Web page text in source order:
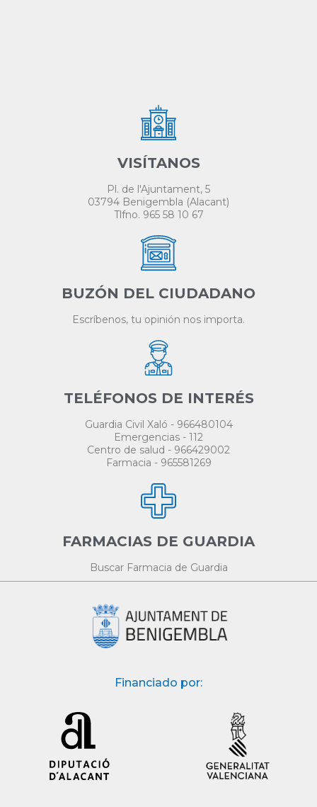
VISÍTANOS
Pl. de l'Ajuntament, 5
03794 Benigembla (Alacant)
Tlfno. 965 58 10 67
BUZÓN DEL CIUDADANO
Escríbenos, tu opinión nos importa.
TELÉFONOS DE INTERÉS
Guardia Civil Xaló - 966480104
Emergencias - 112
Centro de salud - 966429002
Farmacia - 965581269
FARMACIAS DE GUARDIA
Buscar Farmacia de Guardia
Financiado por: